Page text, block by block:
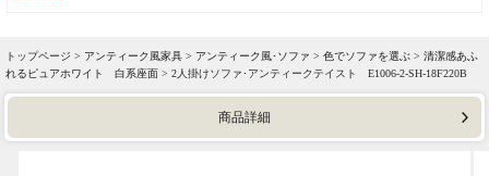
トップページ > アンティーク風家具 > アンティーク風･ソファ > 色でソファを選ぶ > 清潔感あふ
れるピュアホワイト 白系座面 > 2人掛けソファ･アンティークテイスト E1006-2-SH-18F220B
商品詳細